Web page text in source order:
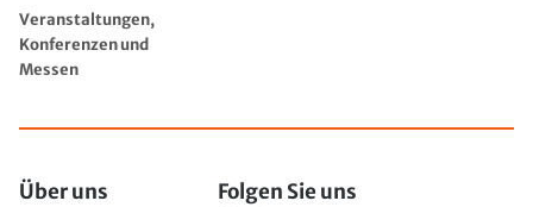
Veranstaltungen,
Konferenzen und
Messen
Über uns Folgen Sie uns